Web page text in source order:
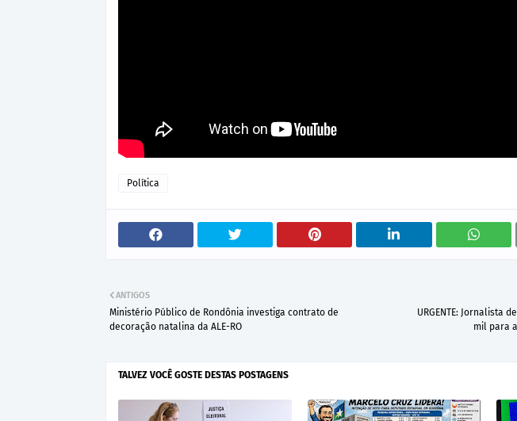
Política
URGENTE: Jornalista
mil para
ANTIGOS
Ministério Público de Rondônia investiga contrato de
decoração natalina da ALE-RO
TALVEZ VOCÊ GOSTE DESTAS POSTAGENS